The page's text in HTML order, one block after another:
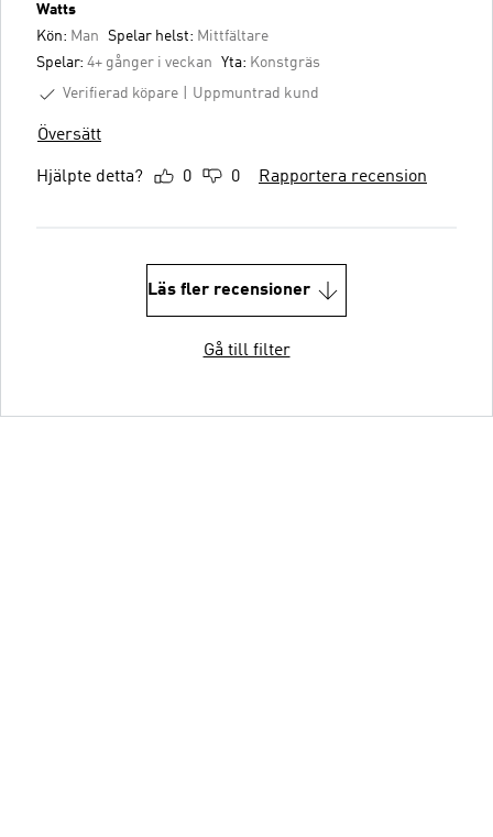
Watts
Kön: Man Spelar helst: Mittfältare
Spelar: 4+ gånger i veckan Yta: Konstgräs
Verifierad köpare
Uppmuntrad kund
Översätt
Hjälpte detta? 0 0 Rapportera recension
Läs fler recensioner
Gå till filter